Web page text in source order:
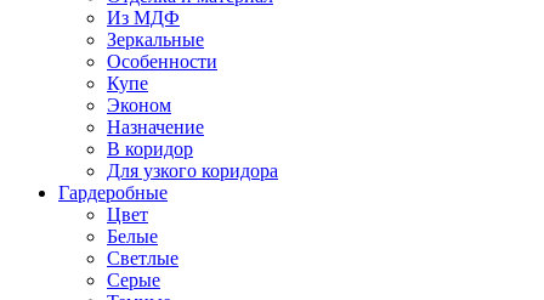
Из МДФ
Зеркальные
Особенности
Купе
Эконом
Назначение
В коридор
Для узкого коридора
Гардеробные
Цвет
Белые
Светлые
Серые